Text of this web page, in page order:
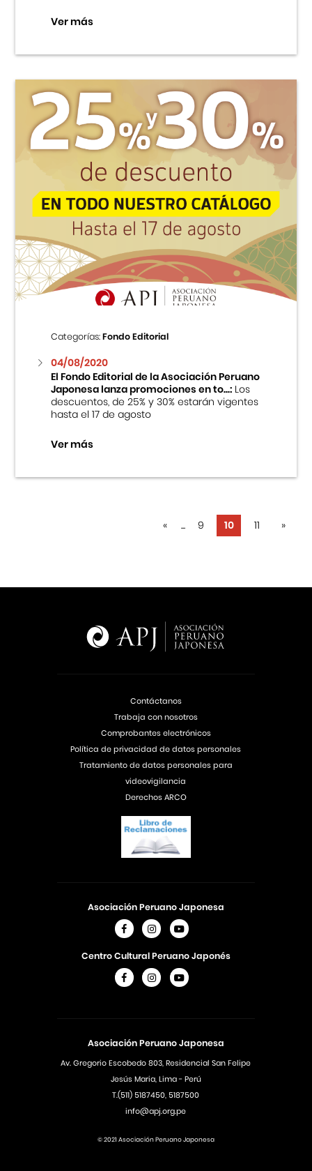
Ver más
Categorías:Fondo Editorial
04/08/2020
El Fondo Editorial de la Asociación Peruano
Japonesa lanza promociones en to...:Los
descuentos, de 25% y 30% estarán vigentes
hasta el 17 de agosto
Ver más
« ... 9 10 11 »
Asociación Peruano Japonesa
Av. Gregorio Escobedo 803, Residencial San Felipe
Jesús Maria, Lima - Perú
T.(511) 5187450, 5187500
info@apj.org.pe
Asociación Peruano Japonesa
Centro Cultural Peruano Japonés
Contáctanos
Trabaja con nosotros
Comprobantes electrónicos
Política de privacidad de datos personales
Tratamiento de datos personales para
videovigilancia
Derechos ARCO
© 2021 Asociación Peruano Japonesa